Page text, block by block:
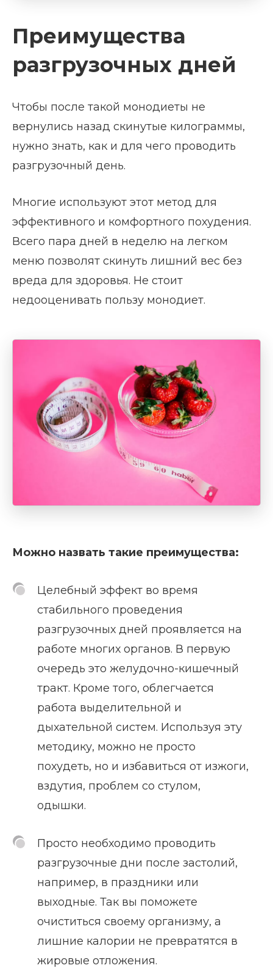
Преимущества
разгрузочных дней
Чтобы после такой монодиеты не
вернулись назад скинутые килограммы,
нужно знать, как и для чего проводить
разгрузочный день.
Многие используют этот метод для
эффективного и комфортного похудения.
Всего пара дней в неделю на легком
меню позволят скинуть лишний вес без
вреда для здоровья. Не стоит
недооценивать пользу монодиет.
Можно назвать такие преимущества:
Целебный эффект во время
стабильного проведения
разгрузочных дней проявляется на
работе многих органов. В первую
очередь это желудочно-кишечный
тракт. Кроме того, облегчается
работа выделительной и
дыхательной систем. Используя эту
методику, можно не просто
похудеть, но и избавиться от изжоги,
вздутия, проблем со стулом,
одышки.
Просто необходимо проводить
разгрузочные дни после застолий,
например, в праздники или
выходные. Так вы поможете
очиститься своему организму, а
лишние калории не превратятся в
жировые отложения.